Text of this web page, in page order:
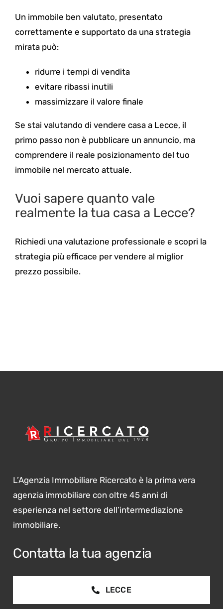
Un immobile ben valutato, presentato
correttamente e supportato da una strategia
mirata può:
ridurre i tempi di vendita
evitare ribassi inutili
massimizzare il valore finale
Se stai valutando di vendere casa a Lecce, il
primo passo non è pubblicare un annuncio, ma
comprendere il reale posizionamento del tuo
immobile nel mercato attuale.
Vuoi sapere quanto vale
realmente la tua casa a Lecce?
Richiedi una valutazione professionale e scopri la
strategia più efficace per vendere al miglior
prezzo possibile.
L’Agenzia Immobiliare Ricercato è la prima vera
agenzia immobiliare con oltre 45 anni di
esperienza nel settore dell’intermediazione
immobiliare.
Contatta la tua agenzia
LECCE